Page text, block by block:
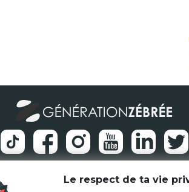
Le respect de ta vie